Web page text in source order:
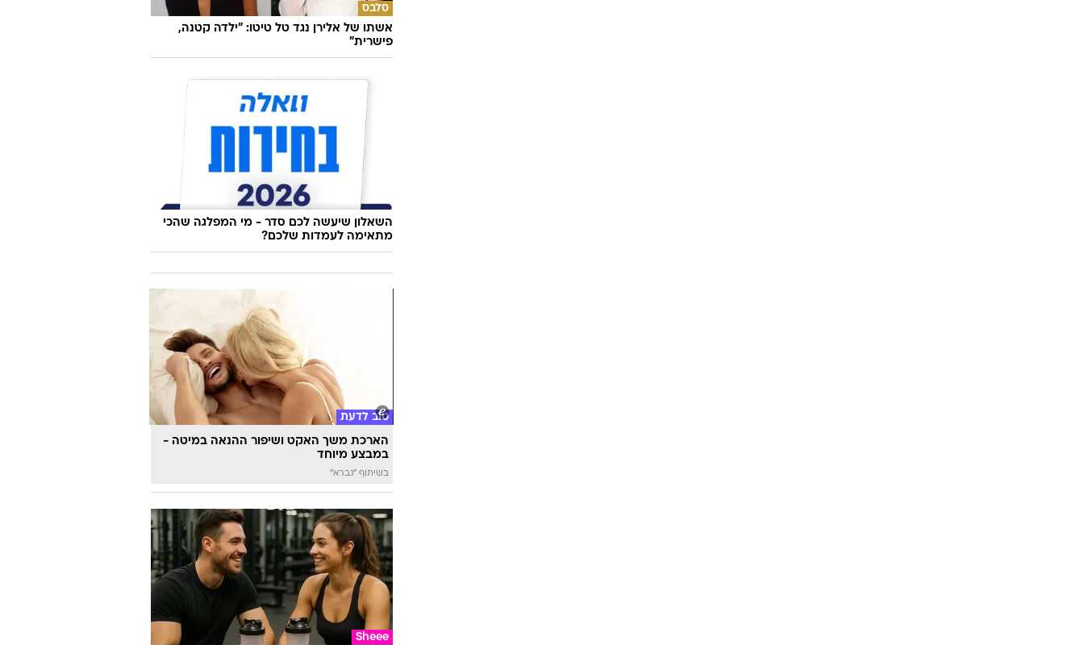
הסכם סודי: התפתחות בחקירה שמאיימת על
הקריירה של קוואי לאונרד
אשתו של אלירן נגד טל טיטו: "ילדה קטנה,
פישרית"
השאלון שיעשה לכם סדר - מי המפלגה שהכי
מתאימה לעמדות שלכם?
טוב לדעת
הארכת משך האקט ושיפור ההנאה במיטה -
במבצע מיוחד